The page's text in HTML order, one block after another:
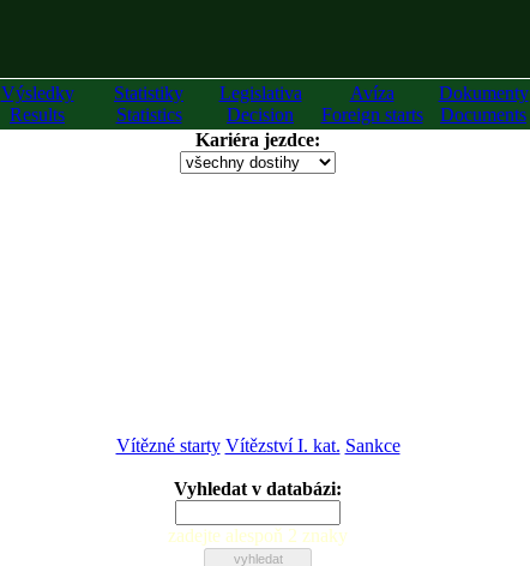
Výsledky
Results
Statistiky
Statistics
Legislativa
Decision
Avíza
Foreign starts
Dokumenty
Documents
Kariéra jezdce:
Vítězné starty Vítězství I. kat. Sankce
Vyhledat v databázi:
zadejte alespoň 2 znaky